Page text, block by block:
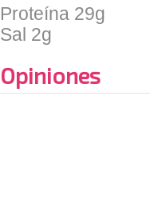
Proteína 29g
Sal 2g
Opiniones